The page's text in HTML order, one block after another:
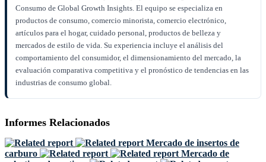
Consumo de Global Growth Insights. El equipo se especializa en
productos de consumo, comercio minorista, comercio electrónico,
artículos para el hogar, cuidado personal, productos de belleza y
mercados de estilo de vida. Su experiencia incluye el análisis del
comportamiento del consumidor, el dimensionamiento del mercado, la
evaluación comparativa competitiva y el pronóstico de tendencias en las
industrias de consumo global.
Informes Relacionados
Mercado de insertos de
carburo
Mercado de